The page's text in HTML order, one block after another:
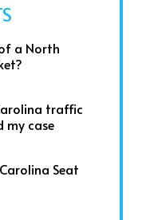
a North
traffic
my case
Seat